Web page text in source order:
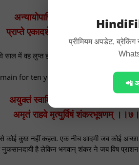
प्रीमियम अपडेट,
📲
अन्यायोपार्जितं द्रव्यं दश वर्षाणि तिष्ठति
प्राप्ते एकादशे वर्षे समूलं च विनश्यति
में वह लुप्त हो जाता है, उसकी मुद्दल के साथ.
for ten years; in the eleventh year
अयुक्तं स्वामिनो युक्तं युक्तं नीचस्य
अमृतं राहवे मृत्युर्विषं शंकरभूषणम्
कुछ नहीं कहता. एक नीच आदमी जब कोई अच्छा
नुकसानदायी है लेकिन भगवान् शंकर ने जब विष